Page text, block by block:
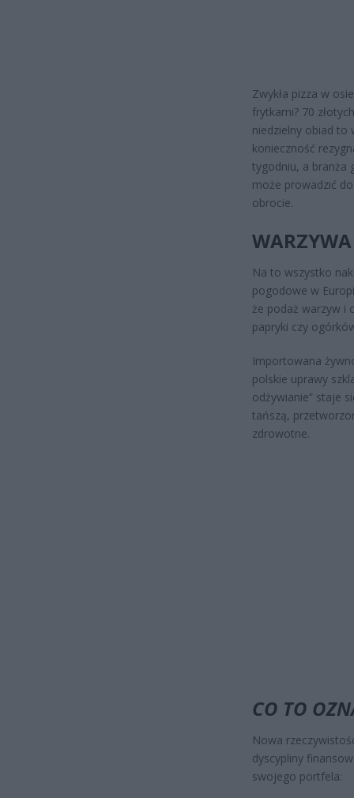
Zwykła pizza w
frytkami? 70
niedzielny obiad to
konieczność
tygodniu, a branża
może prowadzić
obrocie.
WARZYWA
Na to wszystko
pogodowe w
że podaż warzyw i
papryki czy
Importowana
polskie uprawy
odżywianie” staje
tańszą,
zdrowotne.
CO TO
Nowa
dyscypliny
swojego portfela: